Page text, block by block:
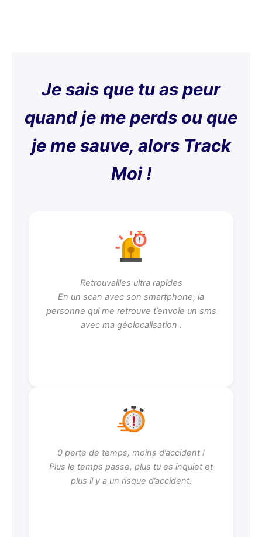
Je sais que tu as peur
quand je me perds ou que
je me sauve, alors Track
Moi !
Retrouvailles ultra rapides
En un scan avec son smartphone, la
personne qui me retrouve t’envoie un sms
avec ma géolocalisation .
0 perte de temps, moins d’accident !
Plus le temps passe, plus tu es inquiet et
plus il y a un risque d’accident.